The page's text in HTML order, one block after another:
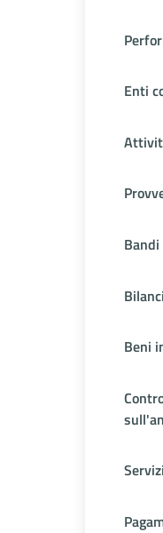
Enti
Bilanci
Beni